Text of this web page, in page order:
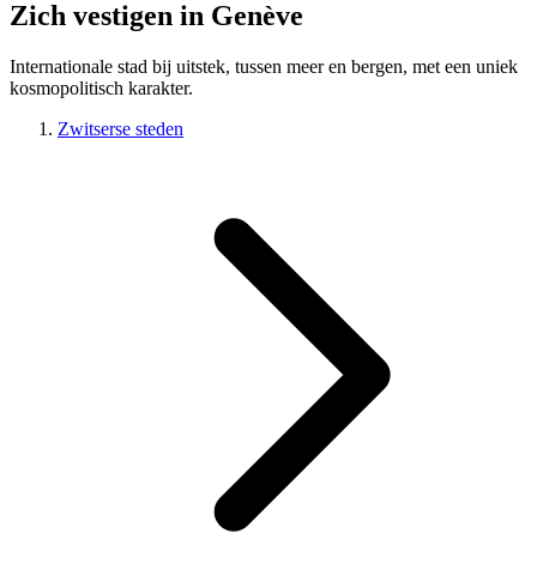
Zich vestigen in Genève
Internationale stad bij uitstek, tussen meer en bergen, met een uniek
kosmopolitisch karakter.
Zwitserse steden